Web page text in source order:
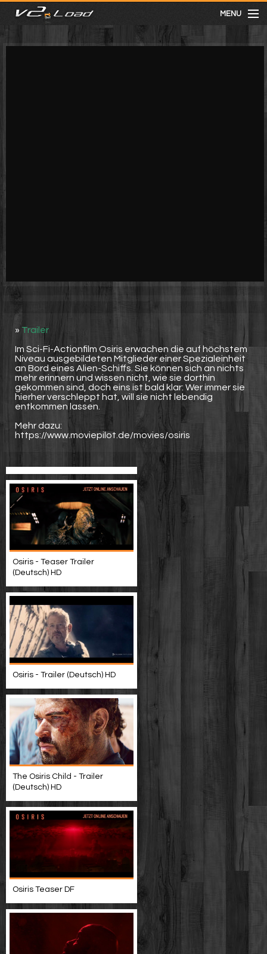
MENU
meist gesehen
» Trailer
Im Sci-Fi-Actionfilm Osiris erwachen die auf höchstem
Niveau ausgebildeten Mitglieder einer Spezialeinheit
an Bord eines Alien-Schiffs. Sie können sich an nichts
mehr erinnern und wissen nicht, wie sie dorthin
gekommen sind, doch eins ist bald klar: Wer immer sie
hierher verschleppt hat, will sie nicht lebendig
entkommen lassen.
Mehr dazu:
https://www.moviepilot.de/movies/osiris
Osiris - Teaser Trailer
(Deutsch) HD
Osiris - Trailer (Deutsch) HD
The Osiris Child - Trailer
(Deutsch) HD
Osiris Teaser DF